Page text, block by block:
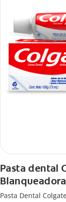
Pasta dental
Blanqueadora
Pasta Dental